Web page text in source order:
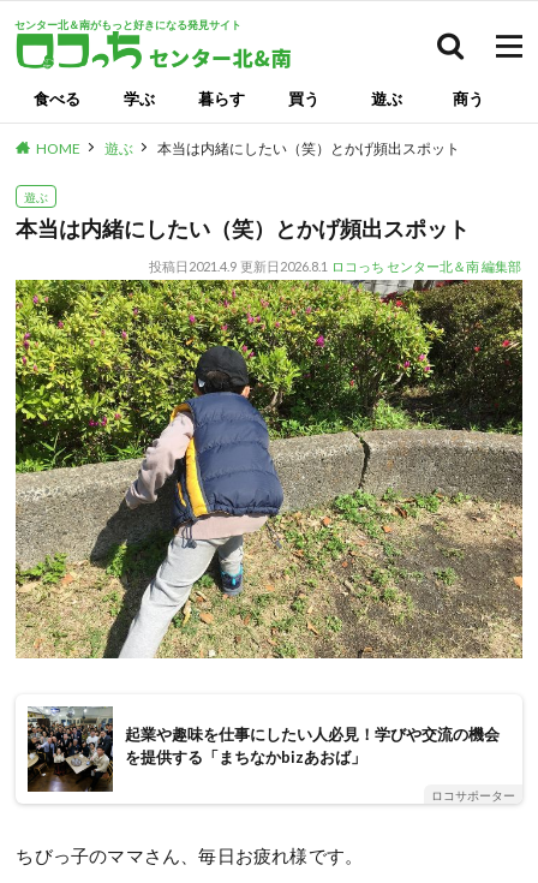
センター北＆南がもっと好きになる発見サイト
食べる 学ぶ 暮らす 買う 遊ぶ 商う
HOME 遊ぶ 本当は内緒にしたい（笑）とかげ頻出スポット
遊ぶ
本当は内緒にしたい（笑）とかげ頻出スポット
投稿日 2021.4.9 更新日 2026.8.1 ロコっち センター北＆南 編集部
起業や趣味を仕事にしたい人必見！学びや交流の機会
を提供する「まちなかbizあおば」
ロコサポーター
ちびっ子のママさん、毎日お疲れ様です。